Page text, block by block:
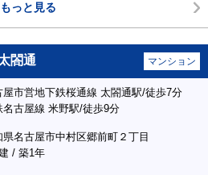
もっと見る
閤通 マンション
屋市営地下鉄桜通線 太閤通駅/徒歩7分
名古屋線 米野駅/徒歩9分
県名古屋市中村区郷前町２丁目
/ 築1年